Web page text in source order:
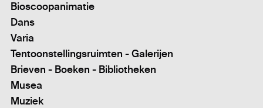
Bioscoopanimatie
Dans
Varia
Tentoonstellingsruimten - Galerijen
Brieven - Boeken - Bibliotheken
Musea
Muziek